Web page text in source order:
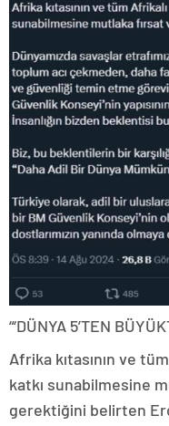
“‘DÜNYA 5’TEN
Afrika kıtasının ve
katkı sunabilmesine
gerektiğini belirten